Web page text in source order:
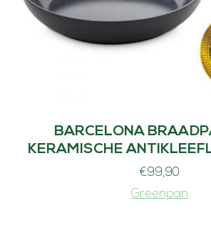
BARCELONA
KERAMISCHE
€99,90
Greenpan